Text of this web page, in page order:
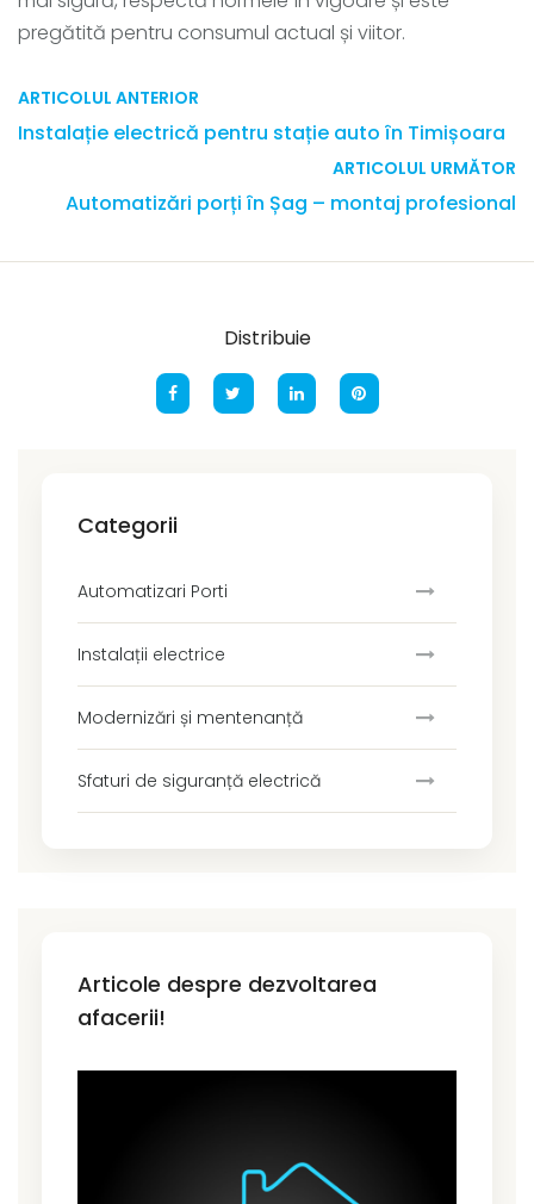
pregătită pentru consumul actual și viitor.
ARTICOLUL ANTERIOR
Instalație electrică pentru stație auto în Timișoara
ARTICOLUL URMĂTOR
Automatizări porți în Șag – montaj profesional
Distribuie
Categorii
Automatizari Porti
Instalații electrice
Modernizări și mentenanță
Sfaturi de siguranță electrică
Articole despre dezvoltarea
afacerii!